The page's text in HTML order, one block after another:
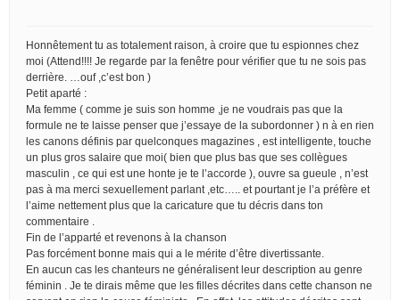
Honnêtement tu as totalement raison, à croire que tu espionnes chez
moi (Attend!!!! Je regarde par la fenêtre pour vérifier que tu ne sois pas
derrière. …ouf ,c’est bon )
Petit aparté :
Ma femme ( comme je suis son homme ,je ne voudrais pas que la
formule ne te laisse penser que j’essaye de la subordonner ) n à en rien
les canons définis par quelconques magazines , est intelligente, touche
un plus gros salaire que moi( bien que plus bas que ses collègues
masculin , ce qui est une honte je te l’accorde ), ouvre sa gueule , n’est
pas à ma merci sexuellement parlant ,etc….. et pourtant je l’a préfère et
l’aime nettement plus que la caricature que tu décris dans ton
commentaire .
Fin de l’apparté et revenons à la chanson
Pas forcément bonne mais qui a le mérite d’être divertissante.
En aucun cas les chanteurs ne généralisent leur description au genre
féminin . Je te dirais même que les filles décrites dans cette chanson ne